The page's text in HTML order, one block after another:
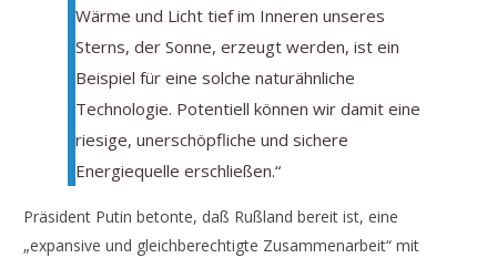
Wärme und Licht tief im Inneren unseres
Sterns, der Sonne, erzeugt werden, ist ein
Beispiel für eine solche naturähnliche
Technologie. Potentiell können wir damit eine
riesige, unerschöpfliche und sichere
Energiequelle erschließen.“
Präsident Putin betonte, daß Rußland bereit ist, eine
„expansive und gleichberechtigte Zusammenarbeit“ mit